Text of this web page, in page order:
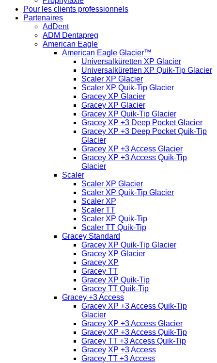
Pour les clients professionnels
Partenaires
AdDent
ADM Dentapreg
American Eagle
American Eagle Glacier™
Universalküretten XP Glacier
Universalküretten XP Quik-Tip Glacier
Scaler XP Glacier
Scaler XP Quik-Tip Glacier
Gracey XP Glacier
Gracey XP Glacier
Gracey XP Quik-Tip Glacier
Gracey XP +3 Deep Pocket Glacier
Gracey XP +3 Deep Pocket Quik-Tip
Glacier
Gracey XP +3 Access Glacier
Gracey XP +3 Access Quik-Tip
Glacier
Scaler
Scaler XP Glacier
Scaler XP Quik-Tip Glacier
Scaler XP
Scaler TT
Scaler XP Quik-Tip
Scaler TT Quik-Tip
Gracey Standard
Gracey XP Quik-Tip Glacier
Gracey XP Glacier
Gracey XP
Gracey TT
Gracey XP Quik-Tip
Gracey TT Quik-Tip
Gracey +3 Access
Gracey XP +3 Access Quik-Tip
Glacier
Gracey XP +3 Access Glacier
Gracey XP +3 Access Quik-Tip
Gracey TT +3 Access Quik-Tip
Gracey XP +3 Access
Gracey TT +3 Access